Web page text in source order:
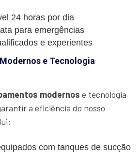
24 horas por dia
para emergências
e experientes
e Tecnologia
modernos e tecnologia
a eficiência do nosso
com tanques de sucção